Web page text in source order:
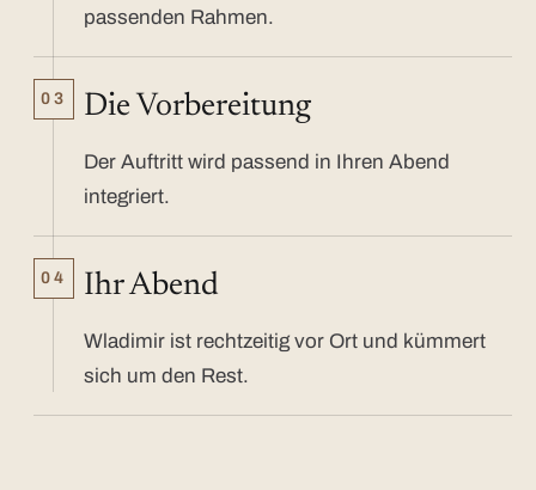
passenden Rahmen.
03 Die Vorbereitung
Der Auftritt wird passend in Ihren Abend
integriert.
04 Ihr Abend
Wladimir ist rechtzeitig vor Ort und kümmert
sich um den Rest.